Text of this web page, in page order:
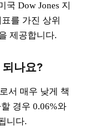
국 Dow Jones 지
를 가진 상위
제공합니다.
나요?
서 매우 낮게 책
경우 0.06%와
니다.